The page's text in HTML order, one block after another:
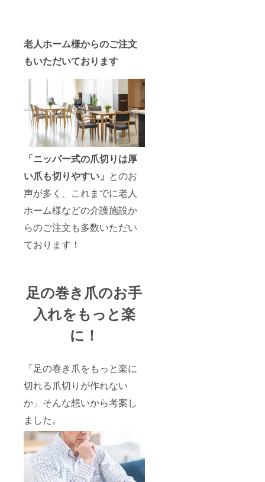
老人ホーム様からのご注文
もいただいております
「ニッパー式の爪切りは厚
い爪も切りやすい」 とのお
声が多く、これまでに老人
ホーム様などの介護施設か
らのご注文も多数いただい
ております！
足の巻き爪のお手
入れをもっと楽
に！
「足の巻き爪をもっと楽に
切れる爪切りが作れない
か」そんな想いから考案し
ました。